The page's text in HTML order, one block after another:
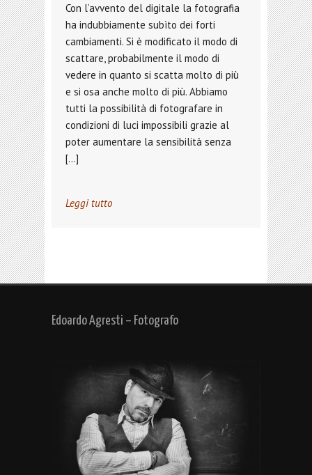
Con l’avvento del digitale la fotografia
ha indubbiamente subìto dei forti
cambiamenti. Si è modificato il modo di
scattare, probabilmente il modo di
vedere in quanto si scatta molto di più
e si osa anche molto di più. Abbiamo
tutti la possibilità di fotografare in
condizioni di luci impossibili grazie al
poter aumentare la sensibilità senza
[…]
Leggi tutto
Edoardo Agresti – Fotografo